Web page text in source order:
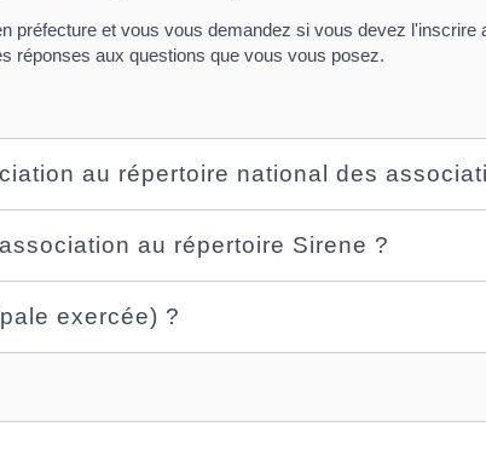
préfecture et vous vous demandez si vous devez
réponses aux questions que vous vous posez.
au répertoire national des
au répertoire Sirene ?
exercée) ?